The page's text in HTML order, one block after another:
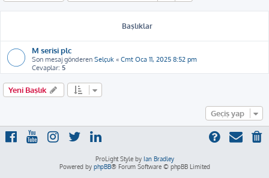
Başlıklar
M serisi plc
Son mesaj gönderen Selçuk « Cmt Oca 11, 2025 8:52 pm
Cevaplar: 5
Yeni Başlık
Geçiş yap
ProLight Style by Ian Bradley
Powered by phpBB® Forum Software © phpBB Limited